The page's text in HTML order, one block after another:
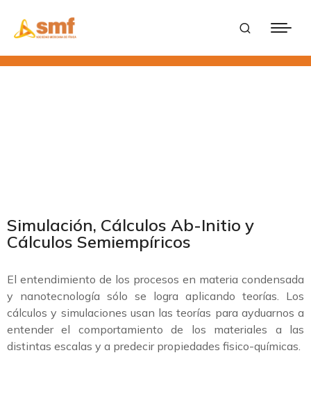
Simulación, Cálculos Ab-Initio y
Cálculos Semiempíricos
El entendimiento de los procesos en materia condensada
y nanotecnología sólo se logra aplicando teorías. Los
cálculos y simulaciones usan las teorías para ayduarnos a
entender el comportamiento de los materiales a las
distintas escalas y a predecir propiedades fisico-químicas.